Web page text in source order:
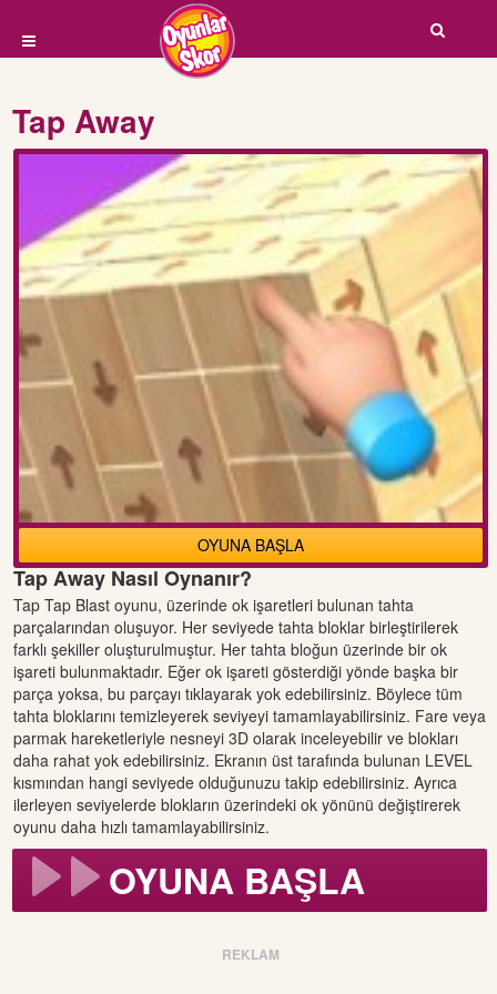
Tap Away
OYUNA BAŞLA
Tap Away Nasıl Oynanır?
Tap Tap Blast oyunu, üzerinde ok işaretleri bulunan tahta
parçalarından oluşuyor. Her seviyede tahta bloklar birleştirilerek
farklı şekiller oluşturulmuştur. Her tahta bloğun üzerinde bir ok
işareti bulunmaktadır. Eğer ok işareti gösterdiği yönde başka bir
parça yoksa, bu parçayı tıklayarak yok edebilirsiniz. Böylece tüm
tahta bloklarını temizleyerek seviyeyi tamamlayabilirsiniz. Fare veya
parmak hareketleriyle nesneyi 3D olarak inceleyebilir ve blokları
daha rahat yok edebilirsiniz. Ekranın üst tarafında bulunan LEVEL
kısmından hangi seviyede olduğunuzu takip edebilirsiniz. Ayrıca
ilerleyen seviyelerde blokların üzerindeki ok yönünü değiştirerek
oyunu daha hızlı tamamlayabilirsiniz.
OYUNA BAŞLA
REKLAM